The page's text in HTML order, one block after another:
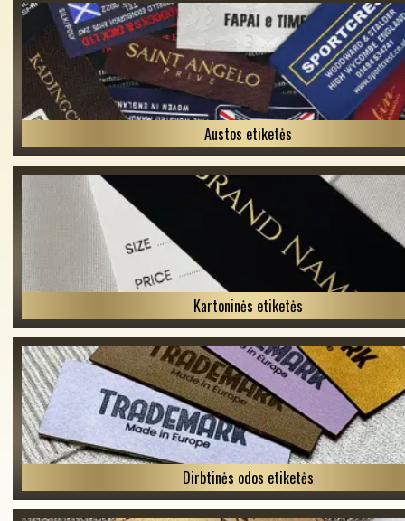
Austos etiketės
Kartoninės etiketės
Dirbtinės odos etiketės